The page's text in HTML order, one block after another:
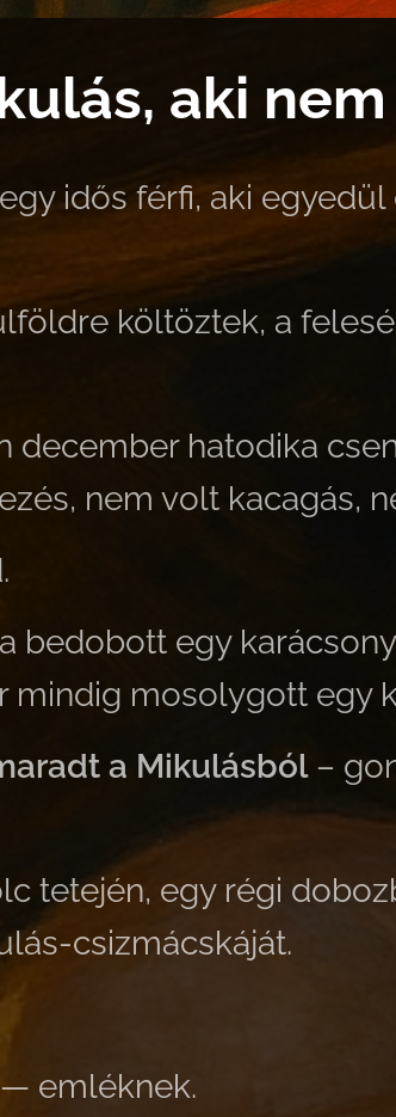
aki
idős férfi, aki
költöztek, a
december hatodika
nem volt kacagás,
bedobott egy
mindig mosolygott egy
a Mikulásból–
tetején, egy régi
csizmácskáját.
emléknek.